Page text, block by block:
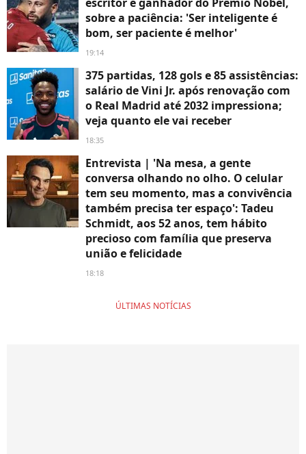
sobre a paciência: 'Ser inteligente é
bom, ser paciente é melhor'
19:14
375 partidas, 128 gols e 85 assistências:
salário de Vini Jr. após renovação com
o Real Madrid até 2032 impressiona;
veja quanto ele vai receber
18:35
Entrevista | 'Na mesa, a gente
conversa olhando no olho. O celular
tem seu momento, mas a convivência
também precisa ter espaço': Tadeu
Schmidt, aos 52 anos, tem hábito
precioso com família que preserva
união e felicidade
18:18
ÚLTIMAS NOTÍCIAS